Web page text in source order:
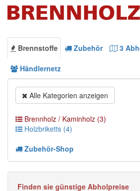
Brennstoffe Zubehör 3
Händlernetz
Alle Kategorien anzeigen
Brennholz / Kaminholz (3)
Holzbriketts (4)
Zubehör-Shop
Finden sie günstige Abholpreise